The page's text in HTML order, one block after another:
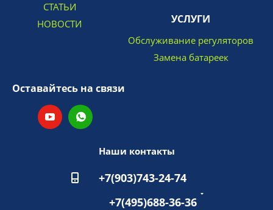
СТАТЬИ
НОВОСТИ
УСЛУГИ
Обслуживание регуляторов
Замена батареек
Оставайтесь на связи
Наши контакты
+7(903)743-24-74
+7(495)688-36-36